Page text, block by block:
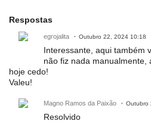
Respostas
egrojalita Outubro 22, 2024 10:18
Interessante, aqui também
não fiz nada manualmente,
hoje cedo!
Valeu!
Magno Ramos da Paixão Outubro
Resolvido